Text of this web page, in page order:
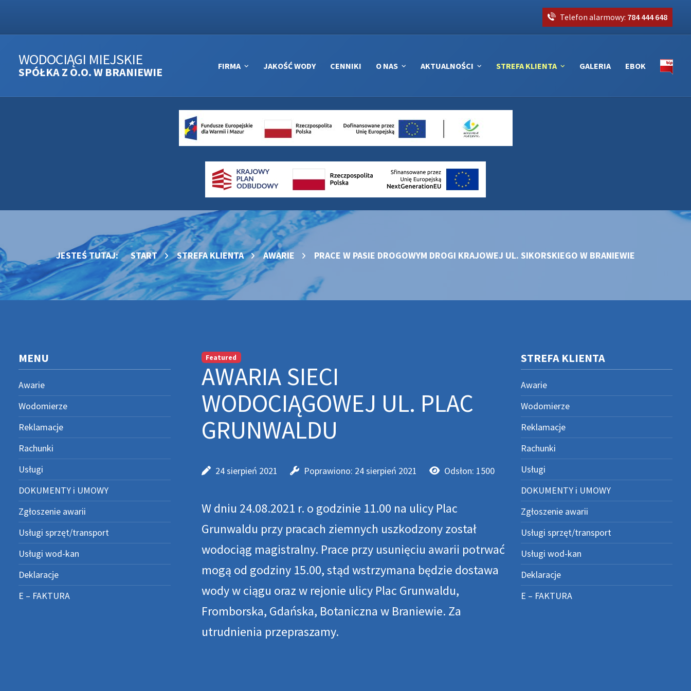
Telefon alarmowy: 784 444 648
WODOCIĄGI MIEJSKIE
SPÓŁKA Z O.O. W BRANIEWIE FIRMA JAKOŚĆ WODY CENNIKI O NAS AKTUALNOŚCI STREFA KLIENTA GALERIA EBOK
JESTEŚ TUTAJ: START STREFA KLIENTA AWARIE PRACE W PASIE DROGOWYM DROGI KRAJOWEJ UL. SIKORSKIEGO W BRANIEWIE
MENU
Awarie
Wodomierze
Reklamacje
Rachunki
Usługi
DOKUMENTY i UMOWY
Zgłoszenie awarii
Usługi sprzęt/transport
Usługi wod-kan
Deklaracje
E – FAKTURA
Featured
AWARIA SIECI
WODOCIĄGOWEJ UL. PLAC
GRUNWALDU
24 sierpień 2021 Poprawiono: 24 sierpień 2021 Odsłon: 1500
W dniu 24.08.2021 r. o godzinie 11.00 na ulicy Plac
Grunwaldu przy pracach ziemnych uszkodzony został
wodociąg magistralny. Prace przy usunięciu awarii potrwać
mogą od godziny 15.00, stąd wstrzymana będzie dostawa
wodyw ciągu oraz w rejonie ulicy Plac Grunwaldu,
Fromborska, Gdańska, Botaniczna w Braniewie. Za
utrudnienia przepraszamy.
STREFA KLIENTA
Awarie
Wodomierze
Reklamacje
Rachunki
Usługi
DOKUMENTY i UMOWY
Zgłoszenie awarii
Usługi sprzęt/transport
Usługi wod-kan
Deklaracje
E – FAKTURA